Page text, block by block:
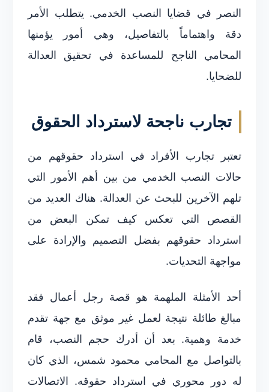
النصر في قضايا النصب الخدمي. يتطلب الأمر
دقة واهتماماً بالتفاصيل، وهي أمور يؤمنها
المحامي الناجح للمساعدة في تحقيق العدالة
للضحايا.
تجارب ناجحة لاسترداد الحقوق
تعتبر تجارب الأفراد في استرداد حقوقهم من
حالات النصب الخدمي من بين أهم الأمور التي
تلهم الآخرين للبحث عن العدالة. هناك العديد من
القصص التي تعكس كيف تمكن البعض من
استرداد حقوقهم بفضل التصميم والإرادة على
مواجهة التحديات.
أحد الأمثلة الملهمة هو قصة رجل أعمال فقد
مبالغ طائلة نتيجة لعمل غير موثق مع جهة تقدم
خدمة وهمية. بعد أن أدرك حجم النصب، قام
بالتواصل مع المحامي محمود شمس، الذي كان
له دور محوري في استرداد حقوقه. الاتصالات